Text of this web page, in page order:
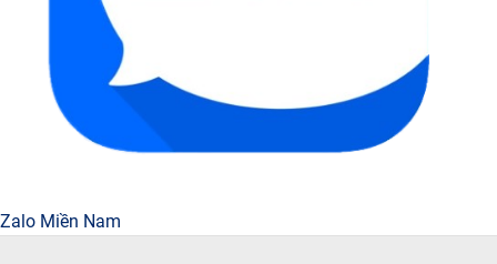
Zalo Miền Nam